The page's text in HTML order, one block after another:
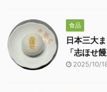
食品
日本三大
「志ほせ饅
2025/10/